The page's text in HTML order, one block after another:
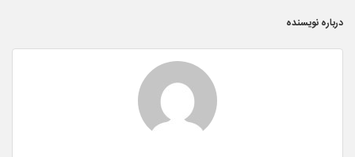
درباره نویسنده